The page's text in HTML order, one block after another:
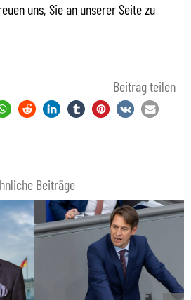
uns, Sie an unserer Seite zu
Beitrag teilen
Beiträge